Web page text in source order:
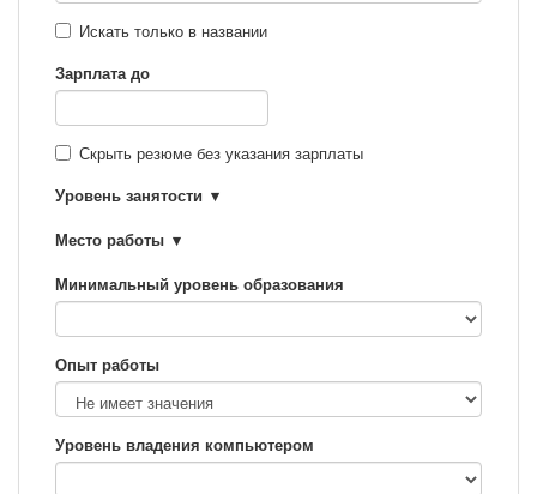
Искать только в названии
Зарплата до
Скрыть резюме без указания зарплаты
Уровень занятости
Место работы
Минимальный уровень образования
Опыт работы
Уровень владения компьютером